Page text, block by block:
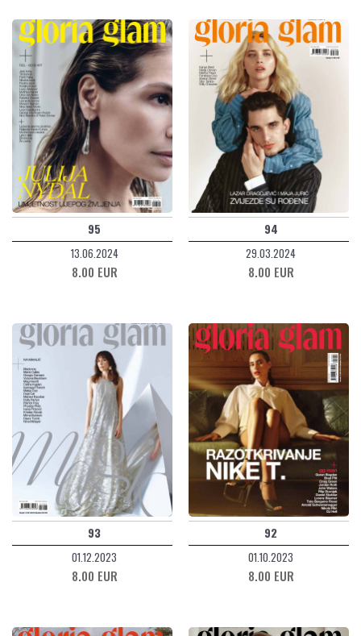
95
13.06.2024
8.00 EUR
94
29.03.2024
8.00 EUR
93
01.12.2023
8.00 EUR
92
01.10.2023
8.00 EUR